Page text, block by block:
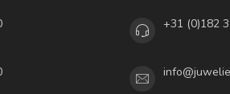
+31 (0)182